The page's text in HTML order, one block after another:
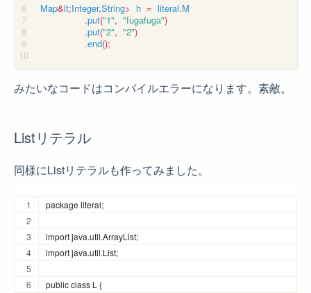
Map&lt;Integer,String> h = literal.M
.put("1", "fugafuga")
.put("2", "2")
.end();
みたいなコードはコンパイルエラーになります。素敵。
Listリテラル
同様にListリテラルも作ってみました。
package literal;
import java.util.ArrayList;
import java.util.List;
public class L {